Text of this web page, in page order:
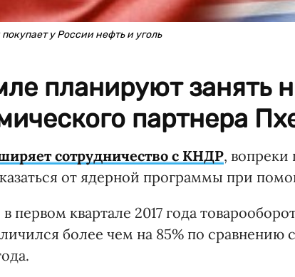
у России нефть и уголь
планируют занять
партнера
сотрудничество с КНДР,
от ядерной программы при
в первом квартале 2017 года
более чем на 85% по сравнению